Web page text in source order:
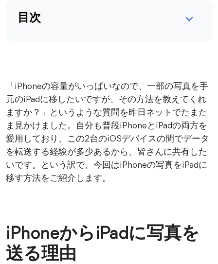
目次
「iPhoneの容量がいっぱいなので、一部の写真を手
元のiPadに移したいですが、その方法を教えてくれ
ますか？」というような質問を昨日ネットでたまた
ま見かけました。自分も普段iPhoneとiPadの両方を
愛用しており、この2台のiOSデバイスの間でデータ
を転送する経験が多少あるから、皆さんに共有した
いです。という訳で、今回はiPhoneの写真をiPadに
移す方法をご紹介します。
iPhoneからiPadに写真を
送る理由